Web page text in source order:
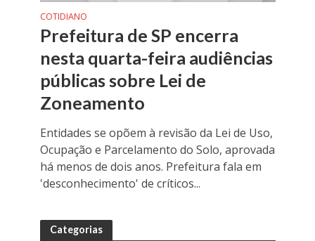
COTIDIANO
Prefeitura de SP encerra
nesta quarta-feira audiências
públicas sobre Lei de
Zoneamento
Entidades se opõem à revisão da Lei de Uso,
Ocupação e Parcelamento do Solo, aprovada
há menos de dois anos. Prefeitura fala em
'desconhecimento' de críticos...
Categorias